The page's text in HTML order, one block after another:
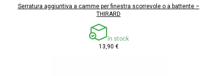
Serratura aggiuntiva a camme per finestra scorrevole o a battente –
THIRARD
In stock
13,90 €